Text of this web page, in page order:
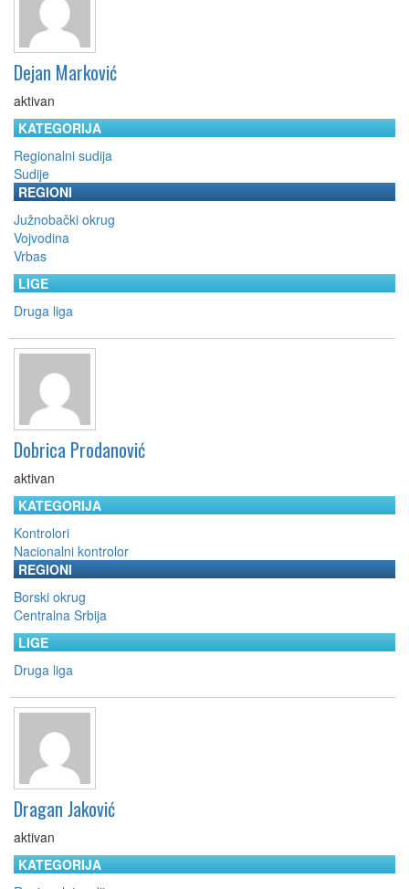
Dejan Marković
aktivan
KATEGORIJA
Regionalni sudija
Sudije
REGIONI
Južnobački okrug
Vojvodina
Vrbas
LIGE
Druga liga
Dobrica Prodanović
aktivan
KATEGORIJA
Kontrolori
Nacionalni kontrolor
REGIONI
Borski okrug
Centralna Srbija
LIGE
Druga liga
Dragan Jaković
aktivan
KATEGORIJA